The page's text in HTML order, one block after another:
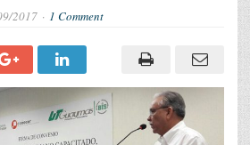
2017 1 Comment